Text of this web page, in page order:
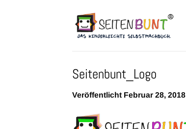
Seitenbunt_Logo
Veröffentlicht Februar 28, 2018